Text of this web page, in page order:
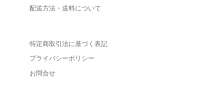
配送方法・送料について
特定商取引法に基づく表記
プライバシーポリシー
お問合せ